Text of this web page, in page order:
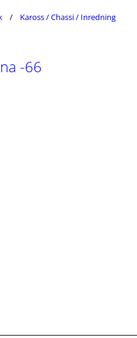
Kaross / Chassi / Inredning
-66